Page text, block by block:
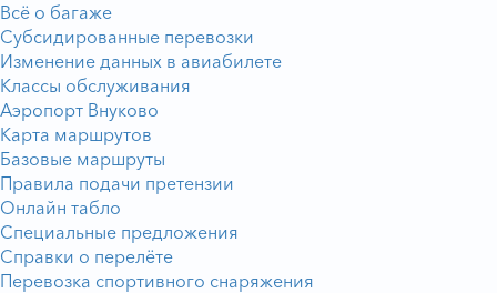
Всё о багаже
Субсидированные перевозки
Изменение данных в авиабилете
Классы обслуживания
Аэропорт Внуково
Карта маршрутов
Базовые маршруты
Правила подачи претензии
Онлайн табло
Специальные предложения
Справки о перелёте
Перевозка спортивного снаряжения